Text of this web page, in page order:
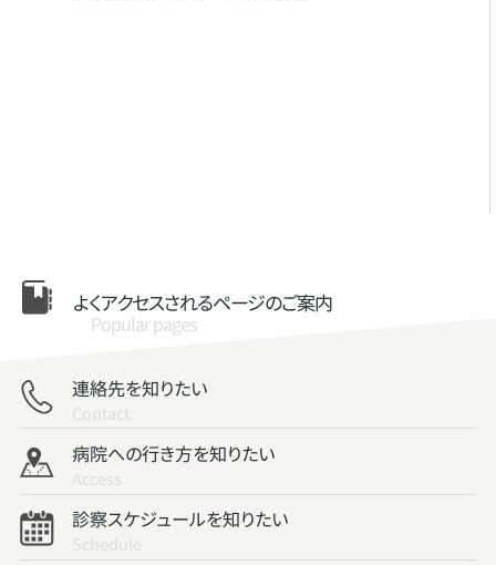
よくアクセスされるページのご案内
Popular pages
連絡先を知りたい
Contact
病院への行き方を知りたい
Access
診察スケジュールを知りたい
Schedule